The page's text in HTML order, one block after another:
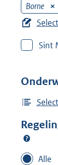
Borne
e
w
d
e
f
l
Sint
Alle